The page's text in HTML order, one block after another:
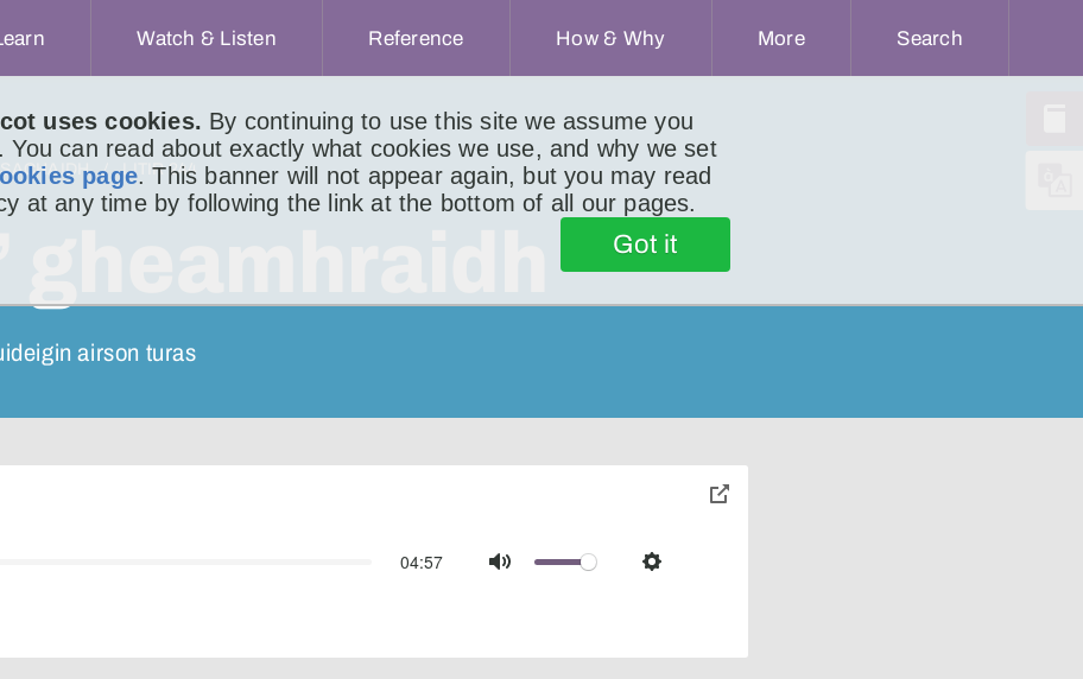
uses cookies. By continuing to use this site we assume you
You can read about exactly what cookies we use, and why we set
page. This banner will not appear again, but you may read
at any time by following the link at the bottom of all our pages.
Got it
Watch & Listen Reference How & Why More Search
LITIR 244
airson turas
04:57
Mute Settings
toggle